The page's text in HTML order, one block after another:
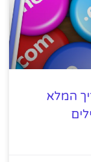
המלא